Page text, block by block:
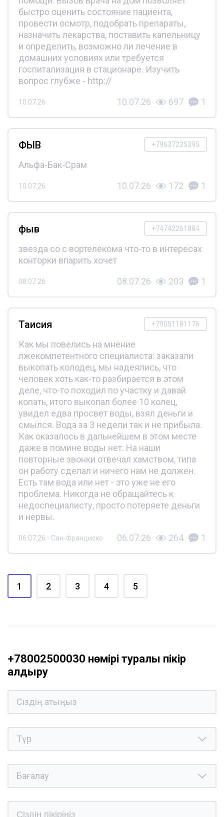
быстро оценить состояние пациента,
провести осмотр, подобрать препараты,
назначить лекарства, поставить капельницу
и определить, возможно ли лечение в
домашних условиях или требуется
госпитализация в стационаре. Изучить
вопрос глубже - http://
10.07.26 10.07.26 697 1
+79637235395
ФЫВ
Альфа-Бак-Срам
10.07.26 10.07.26 172 1
+74742261884
фыв
звезда со с вортелекома что-то в интересах
конторки впарить хочет
08.07.26 08.07.26 203 1
+79051181176
Таисия
Как мы повелись на мнение
лжекомпетентного специалиста: заказали
выкопать колодец, мы надеялись, что
человек хоть как-то разбирается в этом
деле, что-то походил по участку и давай
копать, итого выкопал более 10 колец,
увидел едва просвет воды, взял деньги и
смылся. Вода за 3 недели так и не прибыла.
Как оказалось в дальнейшем в этом месте
даже в помине воды нет. На наши
повторные звонки отвечал хамством, типа
он работу сделал и ничего нам не должен.
Есть там вода или нет - это уже не его
проблема. Никогда не обращайтесь к
недоспециалисту, просто потеряете деньги
и нервы.
06.07.26 - Сан-Франциско 06.07.26 264 1
1 2 3 4 5
+78002500030 нөмірі туралы пікір
қалдыру